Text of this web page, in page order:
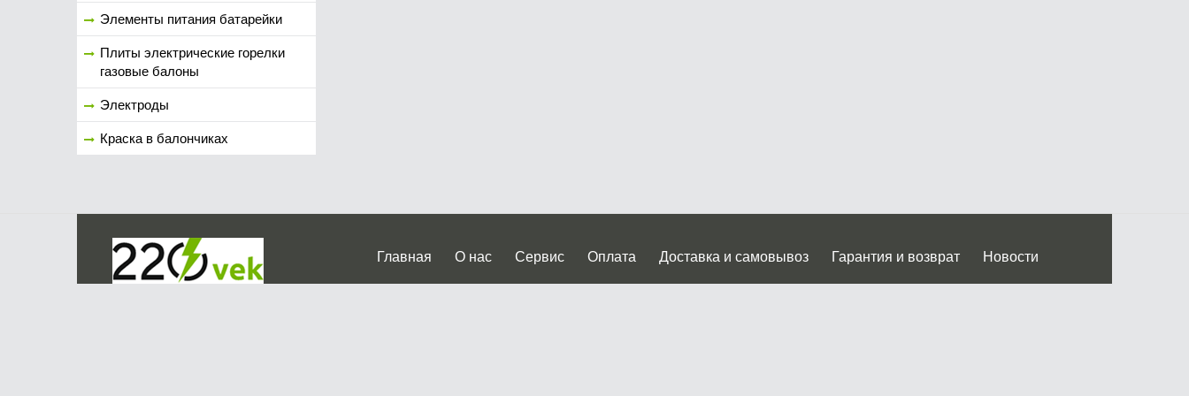
Элементы питания батарейки
Плиты электрические горелки
газовые балоны
Электроды
Краска в балончиках
Главная О нас Сервис Оплата Доставка и самовывоз Гарантия и возврат Новости